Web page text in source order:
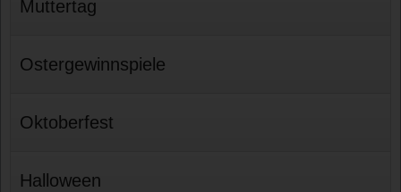
Muttertag
Ostergewinnspiele
Oktoberfest
Halloween